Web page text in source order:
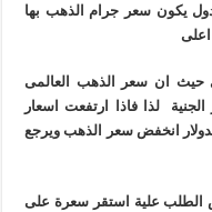
يكون سعر جرام الذهب بها
حيث ان سعر الذهب العالمى
لذا فاذا ارتفعت اسعار
انخفض سعر الذهب ويرجع
الطلب علية استقر سعرة على